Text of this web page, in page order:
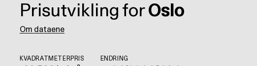
Prisutvikling for Oslo
Om dataene
KVADRATMETERPRIS ENDRING